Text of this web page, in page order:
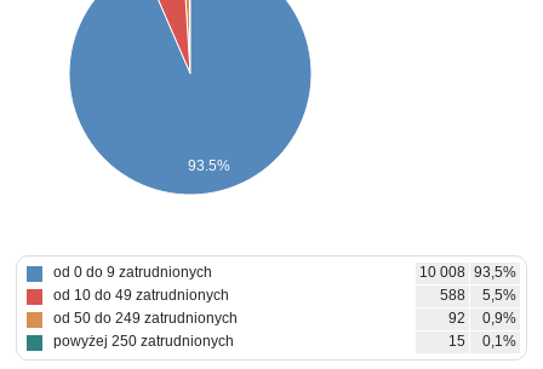
93.5%
od 0 do 9 zatrudnionych 10 008 93,5%
od 10 do 49 zatrudnionych
588
5,5%
od 50 do 249 zatrudnionych
92
0,9%
powyżej 250 zatrudnionych
15 0,1%